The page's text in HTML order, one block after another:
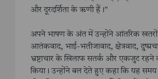
और दूरदर्शिता के ऋणी हैं।"
अपने भाषण के अंत में उन्होंने आंतरिक
आतंकवाद, भाई-भतीजावाद, क्षेत्रवाद,
भ्रष्टाचार के खिलाफ सतर्क और एकजुट रहने
किया। उन्होंने बल देते हुए कहा कि यह